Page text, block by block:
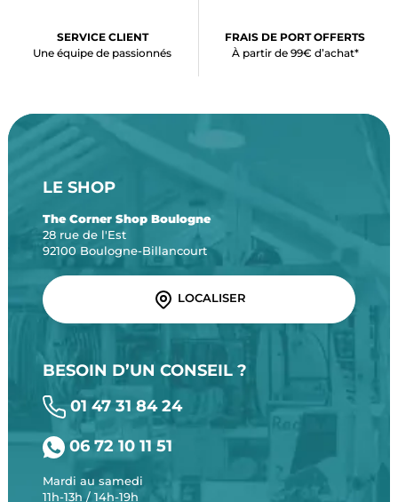
SERVICE CLIENT
Une équipe de passionnés
FRAIS DE PORT OFFERTS
À partir de 99€ d’achat*
LE SHOP
The Corner Shop Boulogne
28 rue de l'Est
92100 Boulogne-Billancourt
LOCALISER
BESOIN D’UN CONSEIL ?
01 47 31 84 24
06 72 10 11 51
Mardi au samedi
11h-13h / 14h-19h